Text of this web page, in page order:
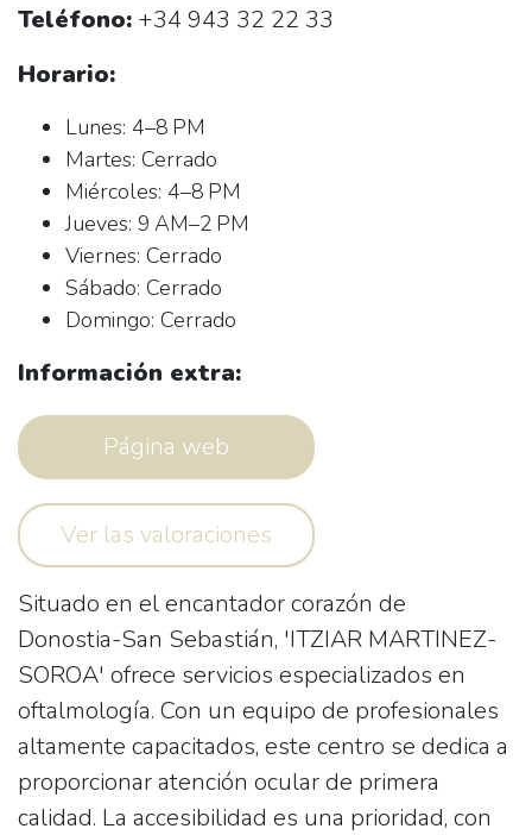
Teléfono: +34 943 32 22 33
Horario:
Lunes: 4–8 PM
Martes: Cerrado
Miércoles: 4–8 PM
Jueves: 9 AM–2 PM
Viernes: Cerrado
Sábado: Cerrado
Domingo: Cerrado
Información extra:
Página web
Ver las valoraciones
Situado en el encantador corazón de
Donostia-San Sebastián, 'ITZIAR MARTINEZ-
SOROA' ofrece servicios especializados en
oftalmología. Con un equipo de profesionales
altamente capacitados, este centro se dedica a
proporcionar atención ocular de primera
calidad. La accesibilidad es una prioridad, con